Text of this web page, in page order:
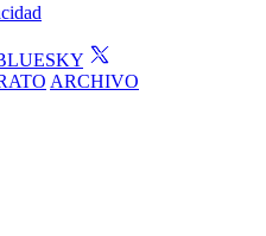
ARCHIVO